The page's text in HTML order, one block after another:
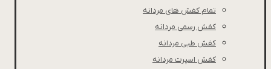
تمام کفش های مردانه
کفش رسمی مردانه
کفش طبی مردانه
كفش اسپرت مردانه